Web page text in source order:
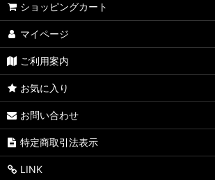
ショッピングカート
マイページ
ご利用案内
お気に入り
お問い合わせ
特定商取引法表示
LINK